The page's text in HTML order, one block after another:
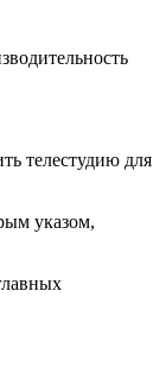
телестудию для
указом,